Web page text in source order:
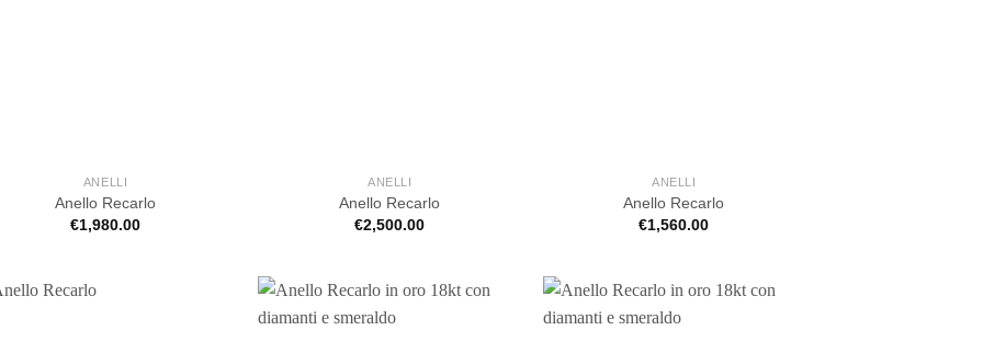
ANELLI
Anello Recarlo
€1,980.00
ANELLI
Anello Recarlo
€2,500.00
ANELLI
Anello Recarlo
€1,560.00